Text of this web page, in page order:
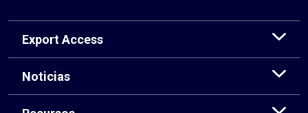
Export Access
Noticias